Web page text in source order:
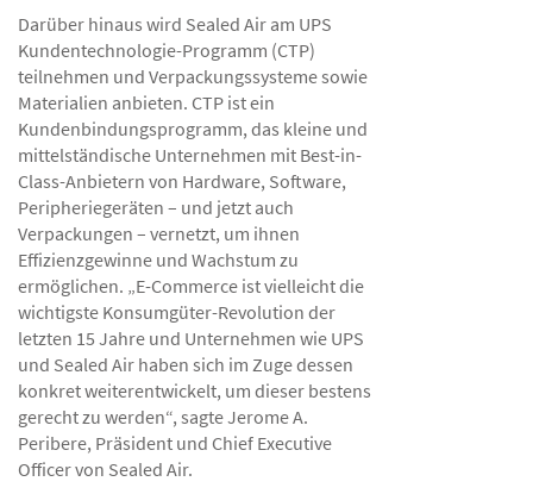
Darüber hinaus wird Sealed Air am UPS
Kundentechnologie-Programm (CTP)
teilnehmen und Verpackungssysteme sowie
Materialien anbieten. CTP ist ein
Kundenbindungsprogramm, das kleine und
mittelständische Unternehmen mit Best-in-
Class-Anbietern von Hardware, Software,
Peripheriegeräten – und jetzt auch
Verpackungen – vernetzt, um ihnen
Effizienzgewinne und Wachstum zu
ermöglichen. „E-Commerce ist vielleicht die
wichtigste Konsumgüter-Revolution der
letzten 15 Jahre und Unternehmen wie UPS
und Sealed Air haben sich im Zuge dessen
konkret weiterentwickelt, um dieser bestens
gerecht zu werden“, sagte Jerome A.
Peribere, Präsident und Chief Executive
Officer von Sealed Air.